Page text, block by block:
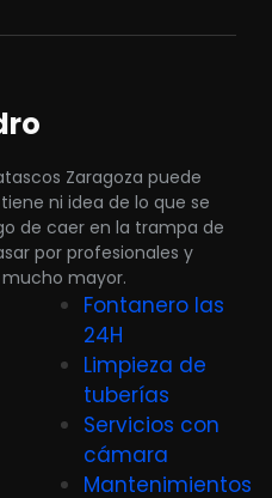
Zaragoza puede
ni idea de lo que se
de caer en la trampa de
por profesionales y
mayor.
Fontanero las
24H
Limpieza de
tuberías
Servicios con
cámara
Mantenimientos